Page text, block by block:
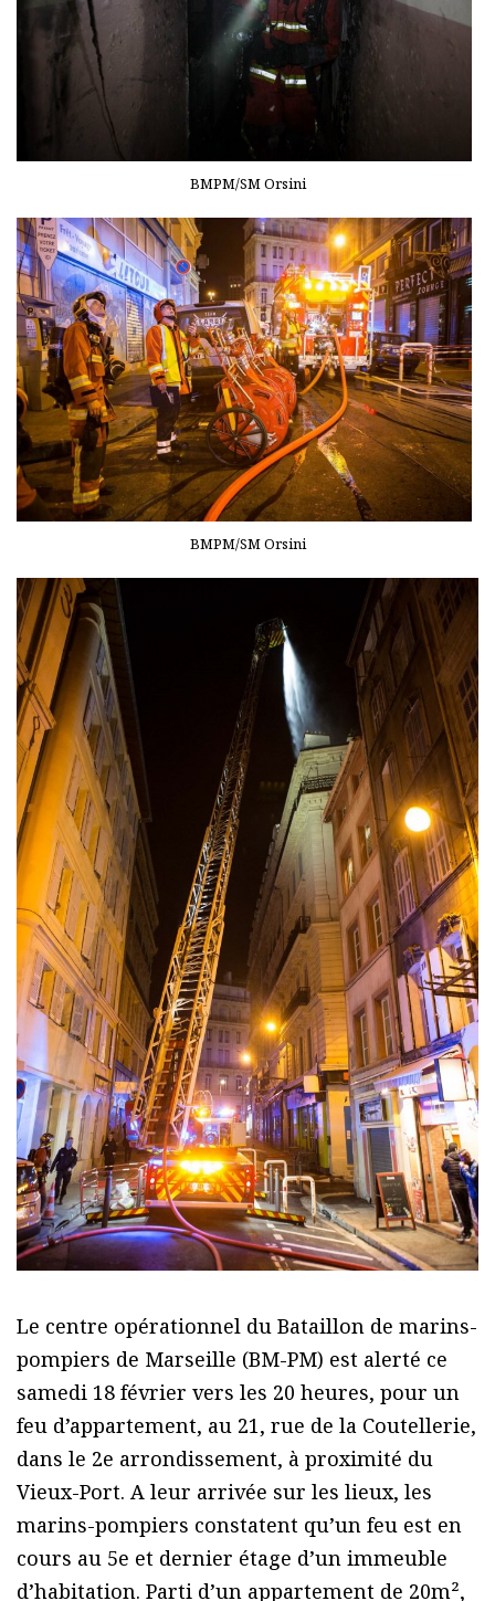
BMPM/SM Orsini
BMPM/SM Orsini
Le centre opérationnel du Bataillon de marins-
pompiers de Marseille (BM-PM) est alerté ce
samedi 18 février vers les 20 heures, pour un
feu d’appartement, au 21, rue de la Coutellerie,
dans le 2e arrondissement, à proximité du
Vieux-Port. A leur arrivée sur les lieux, les
marins-pompiers constatent qu’un feu est en
cours au 5e et dernier étage d’un immeuble
d’habitation. Parti d’un appartement de 20m²,